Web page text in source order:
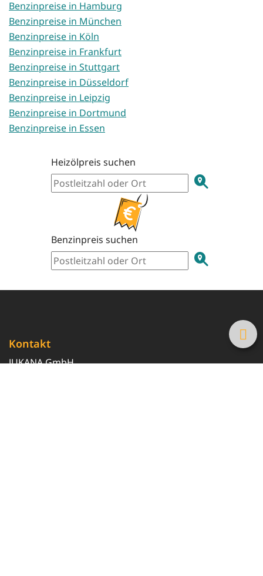
Benzinpreise in Hamburg
Benzinpreise in München
Benzinpreise in Köln
Benzinpreise in Frankfurt
Benzinpreise in Stuttgart
Benzinpreise in Düsseldorf
Benzinpreise in Leipzig
Benzinpreise in Dortmund
Benzinpreise in Essen
Heizölpreis suchen
Benzinpreis suchen
Kontakt
JUKANA GmbH